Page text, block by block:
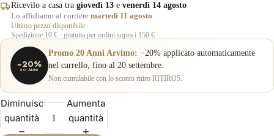
Ricevilo a casa tra giovedì 13 e venerdì 14 agosto
Lo affidiamo al corriere martedì 11 agosto
Ultimo pezzo disponibile
Spedizione 10 € · gratuita per ordini sopra i 150 €
−20%
20 ANNI
Promo 20 Anni Arvimo: −20% applicato automaticamente
nel carrello, fino al 20 settembre.
Non cumulabile con lo sconto ritiro RITIRO5.
Diminuisci
quantità
Aumenta
quantità